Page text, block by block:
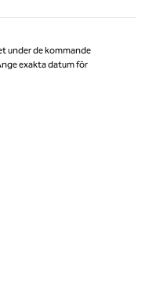
under de kommande
exakta datum för